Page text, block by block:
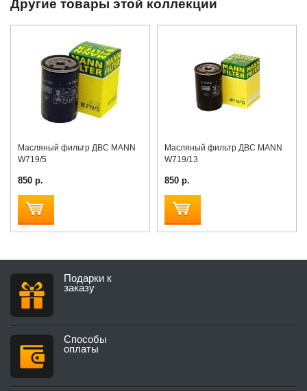
Другие товары этой коллекции
Масляный фильтр ДВС MANN
W719/5
850 р.
Масляный фильтр ДВС MANN
W719/13
850 р.
Подарки к
заказу
Способы
оплаты